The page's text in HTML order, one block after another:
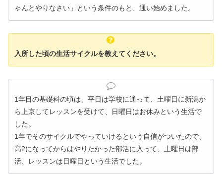
ゃんとやりなさい」という条件のもと、通い始めました。
入所した頃の生活サイクルを教えてください。
1年目の基礎科の頃は、平日は学校に通って、土曜日に新潟か
ら上京してレッスンを受けて、日曜日はお休みという生活で
した。
1年でそのサイクルでやっていけるという自信がついたので、
高2になってからはやりたかった部活に入って、土曜日は部
活、レッスンは日曜日という生活でした。